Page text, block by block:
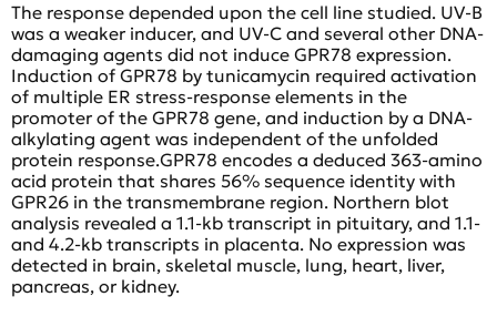
The response depended upon the cell line studied. UV-B
was a weaker inducer, and UV-C and several other DNA-
damaging agents did not induce GPR78 expression.
Induction of GPR78 by tunicamycin required activation
of multiple ER stress-response elements in the
promoter of the GPR78 gene, and induction by a DNA-
alkylating agent was independent of the unfolded
protein response.GPR78 encodes a deduced 363-amino
acid protein that shares 56% sequence identity with
GPR26 in the transmembrane region. Northern blot
analysis revealed a 1.1-kb transcript in pituitary, and 1.1-
and 4.2-kb transcripts in placenta. No expression was
detected in brain, skeletal muscle, lung, heart, liver,
pancreas, or kidney.